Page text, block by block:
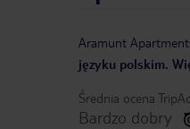
Aramunt
języku polskim.
Średnia ocena
Bardzo dobry